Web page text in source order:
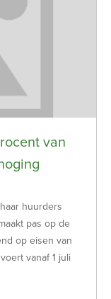
van
huurders
pas op de
op eisen van
vanaf 1 juli